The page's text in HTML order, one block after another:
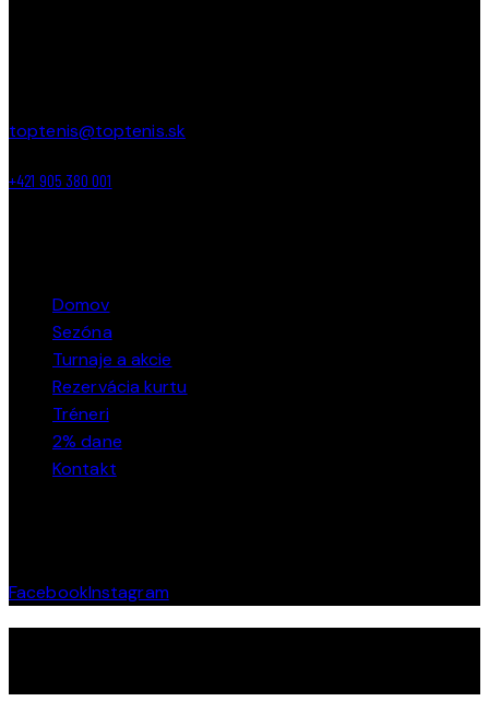
toptenis@toptenis.sk
+421 905 380 001
Domov
Sezóna
Turnaje a akcie
Rezervácia kurtu
Tréneri
2% dane
Kontakt
FacebookInstagram